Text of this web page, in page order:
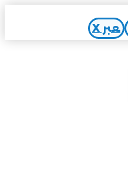
عبر X